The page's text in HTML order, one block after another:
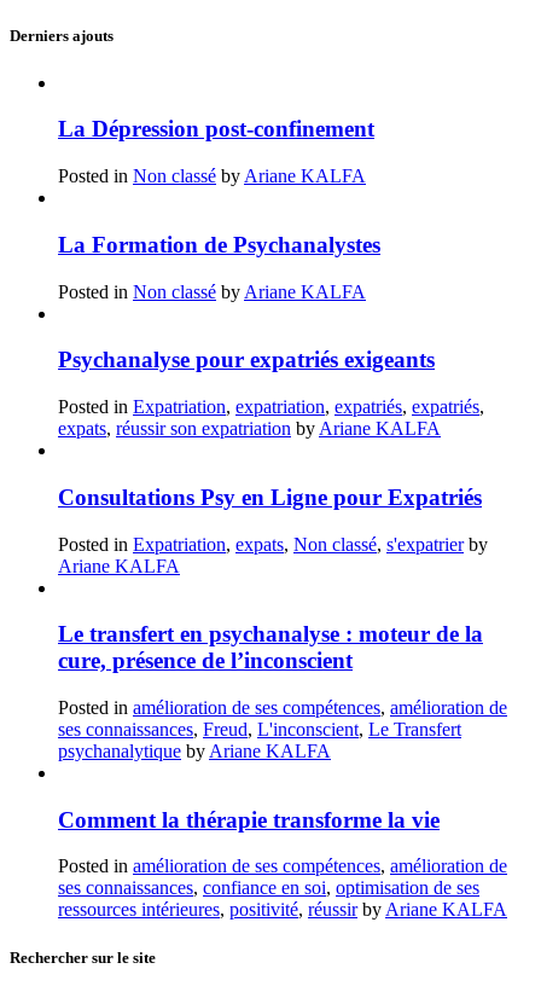
Derniers ajouts
La Dépression post-confinement
Posted in Non classé by Ariane KALFA
La Formation de Psychanalystes
Posted in Non classé by Ariane KALFA
Psychanalyse pour expatriés exigeants
Posted in Expatriation, expatriation, expatriés, expatriés,
expats, réussir son expatriation by Ariane KALFA
Consultations Psy en Ligne pour Expatriés
Posted in Expatriation, expats, Non classé, s'expatrierby
Ariane KALFA
Le transfert en psychanalyse : moteur de la
cure, présence de l’inconscient
Posted in amélioration de ses compétences, amélioration de
ses connaissances, Freud, L'inconscient, Le Transfert
psychanalytique by Ariane KALFA
Comment la thérapie transforme la vie
Posted in amélioration de ses compétences, amélioration de
ses connaissances, confiance en soi, optimisation de ses
ressources intérieures, positivité, réussirby Ariane KALFA
Rechercher sur le site